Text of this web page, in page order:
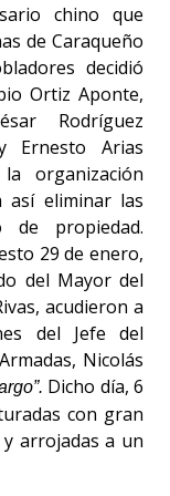
chino que
de Caraqueño
decidió
Ortiz Aponte,
Rodríguez
Ernesto Arias
organización
así eliminar las
de propiedad.
29 de enero,
del Mayor del
acudieron a
del Jefe del
Nicolás
Dicho día, 6
con gran
arrojadas a un